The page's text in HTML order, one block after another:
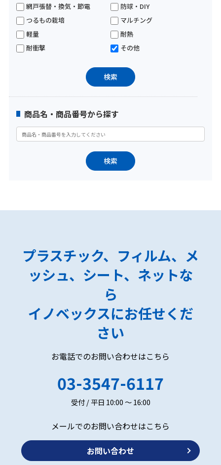
網戸張替・換気・節電
防球・DIY
つるもの栽培
マルチング
軽量
耐熱
耐衝撃
その他
商品名・商品番号から探す
プラスチック、フィルム、メ
ッシュ、シート、ネットな
ら
イノベックスにお任せくだ
さい
お電話でのお問い合わせはこちら
03-3547-6117
受付 / 平日 10:00 ～ 16:00
メールでのお問い合わせはこちら
お問い合わせ